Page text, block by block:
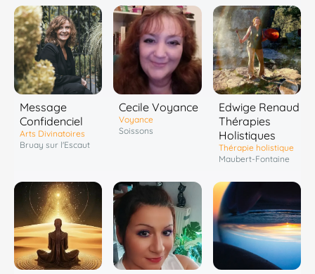
Message
Confidenciel
Arts Divinatoires
Bruay sur l'Escaut
Cecile Voyance
Voyance
Soissons
Edwige Renaud
Thérapies
Holistiques
Thérapie holistique
Maubert-Fontaine